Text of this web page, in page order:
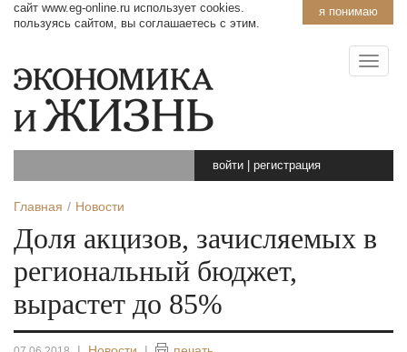
я понимаю
сайт www.eg-online.ru использует cookies.
пользуясь сайтом, вы соглашаетесь с этим.
войти регистрация
Главная Новости
Доля акцизов, зачисляемых в
региональный бюджет,
вырастет до 85%